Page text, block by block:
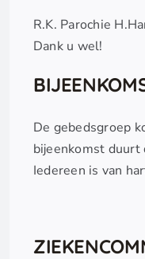
R.K. Parochie
Dank u wel!
De gebedsgroep
bijeenkomst duurt
Iedereen is van